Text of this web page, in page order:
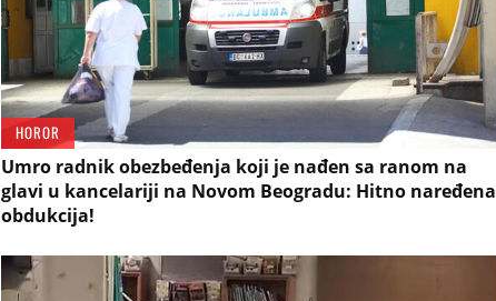
HOROR
Umro radnik obezbeđenja koji je nađen sa ranom na
glavi u kancelariji na Novom Beogradu: Hitno naređena
obdukcija!